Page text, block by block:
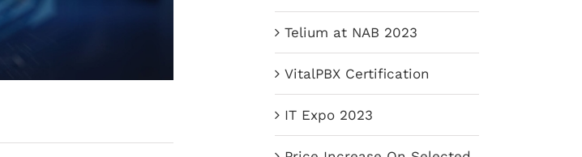
Telium at NAB 2023
VitalPBX Certification
IT Expo 2023